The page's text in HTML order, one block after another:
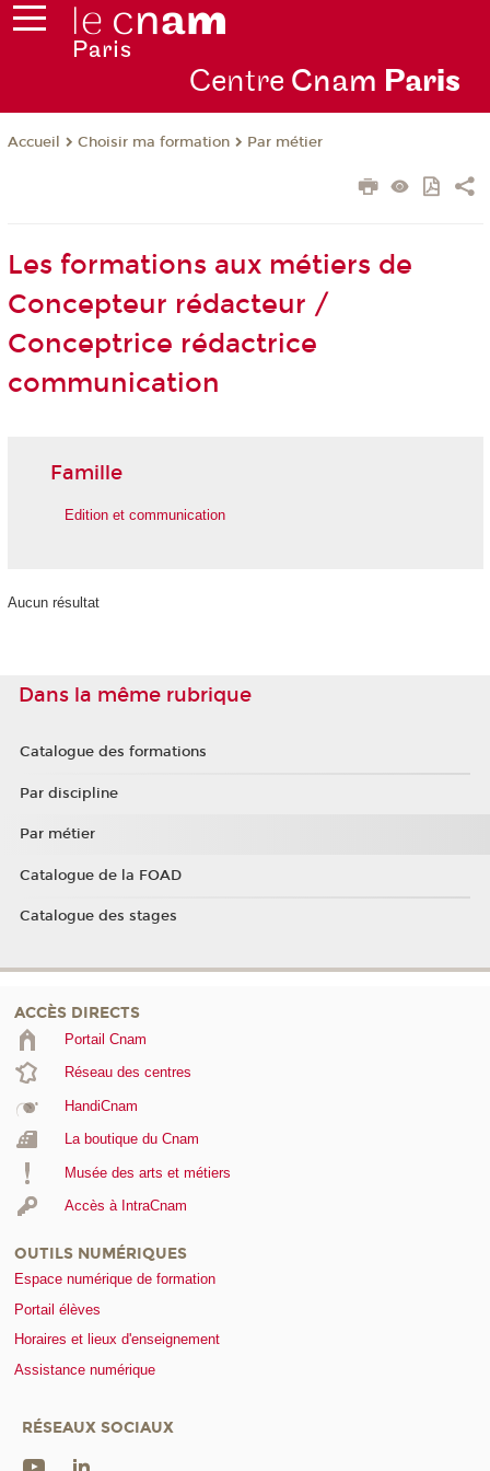
Centre Cnam Paris
Accueil Choisir ma formation Par métier
Les formations aux métiers de
Concepteur rédacteur /
Conceptrice rédactrice
communication
Famille
Edition et communication
Aucun résultat
Dans la même rubrique
Catalogue des formations
Par discipline
Par métier
Catalogue de la FOAD
Catalogue des stages
ACCÈS DIRECTS
Portail Cnam
Réseau des centres
HandiCnam
La boutique du Cnam
Musée des arts et métiers
Accès à IntraCnam
OUTILS NUMÉRIQUES
Espace numérique de formation
Portail élèves
Horaires et lieux d'enseignement
Assistance numérique
RÉSEAUX SOCIAUX